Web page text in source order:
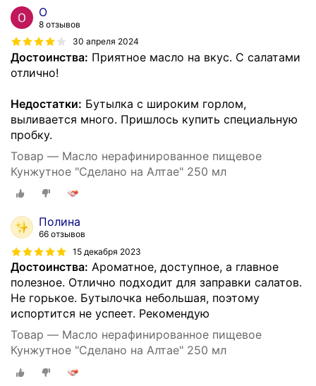
О
8 отзывов
30 апреля 2024
Достоинства: Приятное масло на вкус. С салатами
отлично!
Недостатки: Бутылка с широким горлом,
выливается много. Пришлось купить специальную
пробку.
Товар — Масло нерафинированное пищевое
Кунжутное "Сделано на Алтае" 250 мл
Полина
66 отзывов
15 декабря 2023
Достоинства: Ароматное, доступное, а главное
полезное. Отлично подходит для заправки салатов.
Не горькое. Бутылочка небольшая, поэтому
испортится не успеет. Рекомендую
Товар — Масло нерафинированное пищевое
Кунжутное "Сделано на Алтае" 250 мл